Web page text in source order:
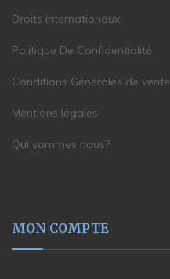
Droits internationaux
Politique De Confidentialité
Conditions Générales de vente
Mentions légales
Qui sommes nous?
MON COMPTE